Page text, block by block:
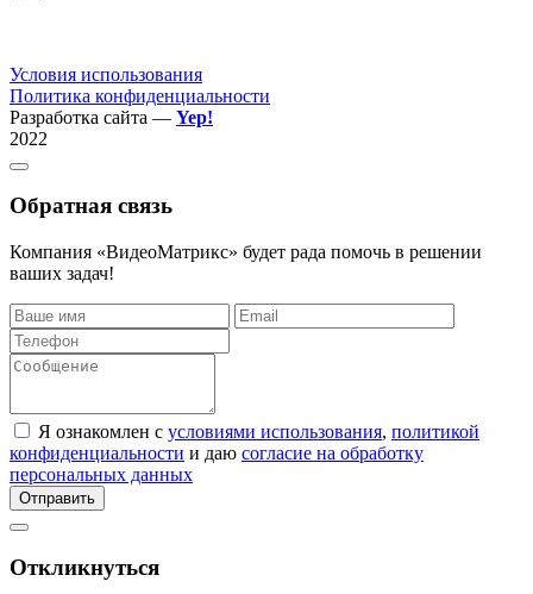
Условия использования
Политика конфиденциальности
Разработка сайта — Yep!
2022
Обратная связь
Компания «ВидеоМатрикс» будет рада помочь в решении
ваших задач!
Я ознакомлен с условиями использования, политикой
конфиденциальности и даю согласие на обработку
персональных данных
Отправить
Откликнуться